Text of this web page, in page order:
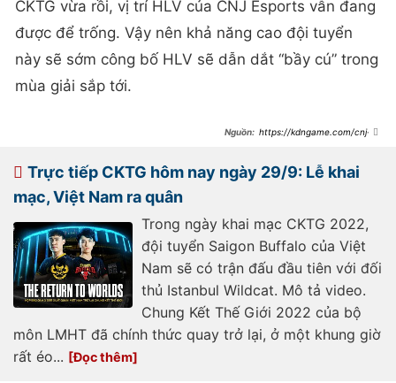
CKTG vừa rồi, vị trí HLV của CNJ Esports vẫn đang
được để trống. Vậy nên khả năng cao đội tuyển
này sẽ sớm công bố HLV sẽ dẫn dắt “bầy cú” trong
mùa giải sắp tới.
https://kdngame.com/cnj-
Trực tiếp CKTG hôm nay ngày 29/9: Lễ khai
mạc, Việt Nam ra quân
Trong ngày khai mạc CKTG 2022,
đội tuyển Saigon Buffalo của Việt
Nam sẽ có trận đấu đầu tiên với đối
thủ Istanbul Wildcat. Mô tả video.
Chung Kết Thế Giới 2022 của bộ
môn LMHT đã chính thức quay trở lại, ở một khung giờ
rất éo...